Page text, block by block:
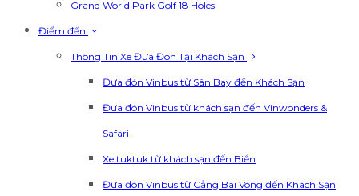
Grand World Park Golf 18 Holes
Điểm đến
Thông Tin Xe Đưa Đón Tại Khách Sạn
Đưa đón Vinbus từ Sân Bay đến Khách Sạn
Đưa đón Vinbus từ khách sạn đến Vinwonders &
Safari
Xe tuktuk từ khách sạn đến Biển
Đưa đón Vinbus từ Cảng Bãi Vòng đến Khách Sạn